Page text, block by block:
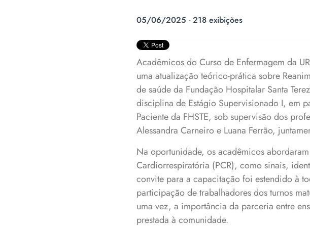
05/06/2025 - 218 exibições
Acadêmicos do Curso de Enfermagem da
uma atualização teórico-prática sobre
de saúde da Fundação Hospitalar Santa
disciplina de Estágio Supervisionado I, em
Paciente da FHSTE, sob supervisão dos
Alessandra Carneiro e Luana Ferrão,
Na oportunidade, os acadêmicos
Cardiorrespiratória (PCR), como sinais,
convite para a capacitação foi estendido à
participação de trabalhadores dos turnos
uma vez, a importância da parceria entre
prestada à comunidade.